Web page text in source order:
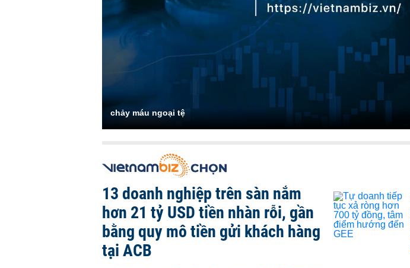
chảy máu ngoại tệ
13 doanh nghiệp trên sàn nắm
hơn 21 tỷ USD tiền nhàn rỗi, gần
bằng quy mô tiền gửi khách hàng
tại ACB